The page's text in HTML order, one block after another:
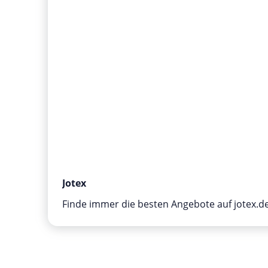
Jotex
Finde immer die besten Angebote auf